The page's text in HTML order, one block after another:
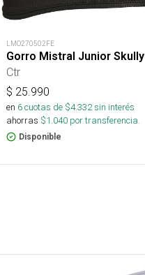
LMO270502FE
Gorro Mistral Junior Skully
Ctr
$ 25.990
en 6cuotas de $4.332sin interés
ahorras $1.040 por transferencia.
Disponible